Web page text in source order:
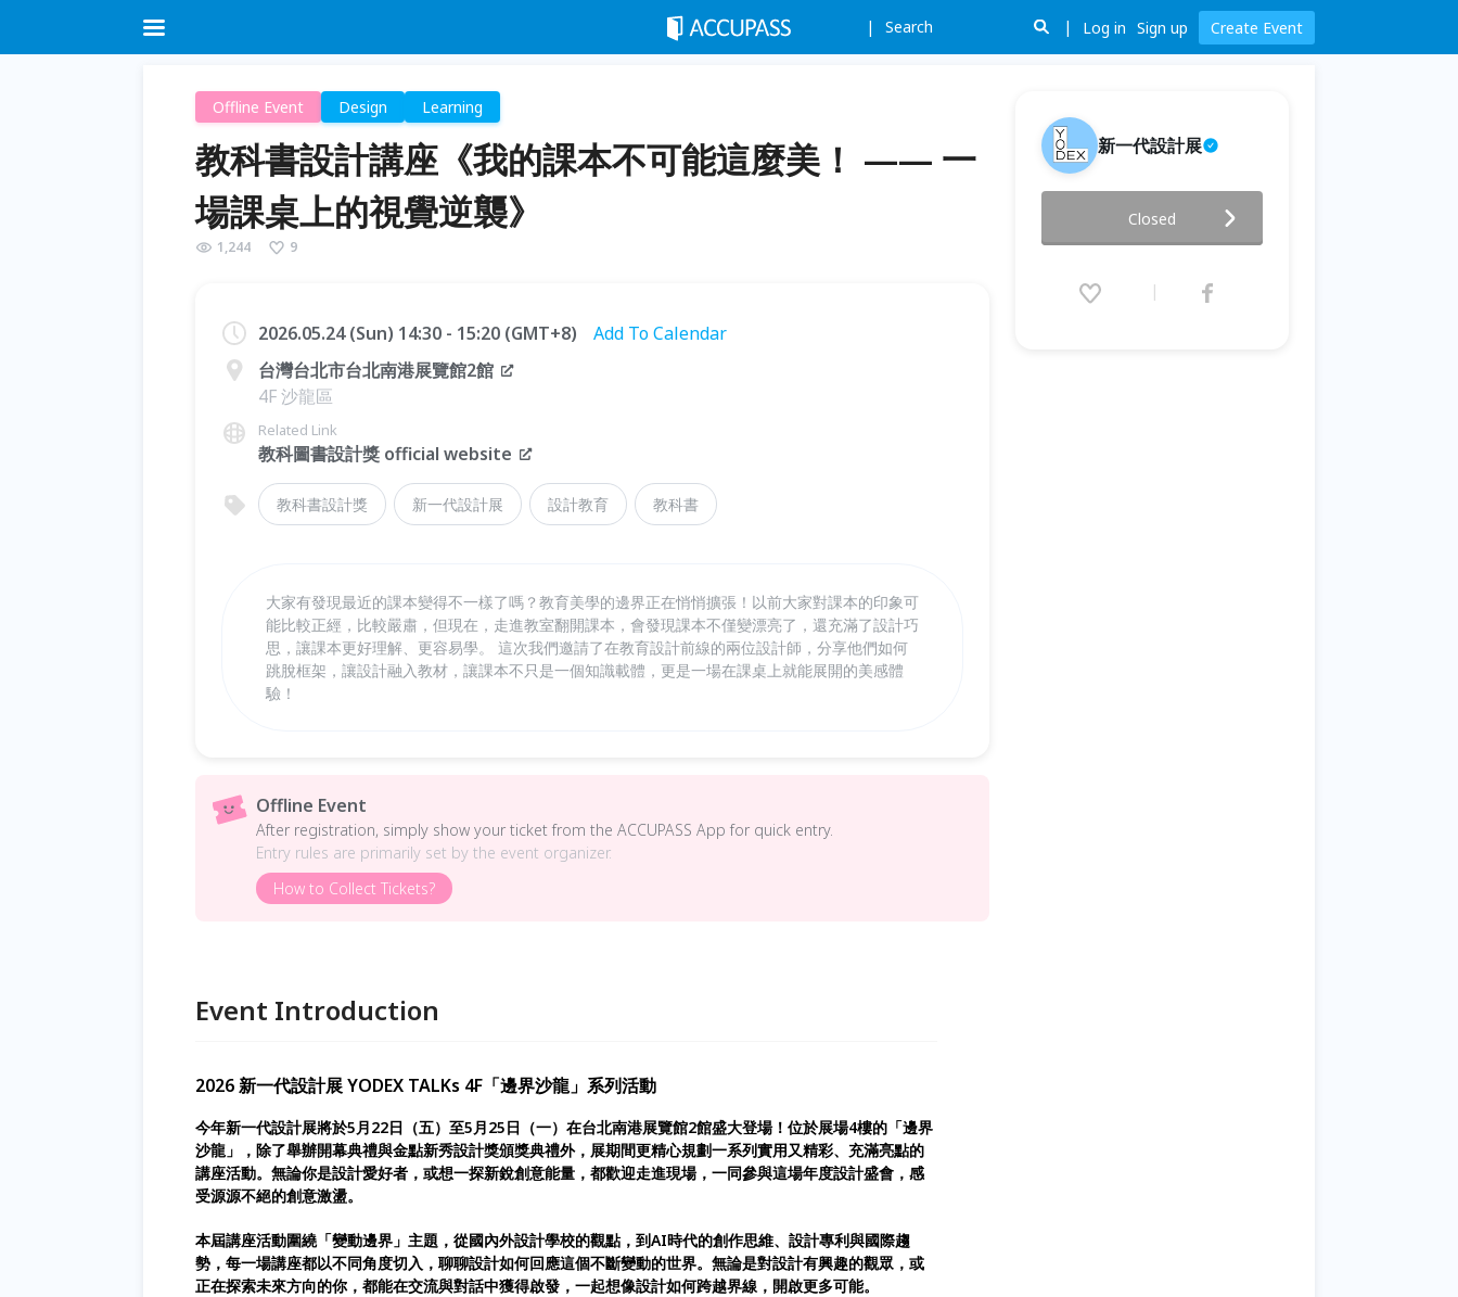
Search Log in Sign up Create Event
Offline Event Design Learning
教科書設計講座《我的課本不可能這麼美！ —— 一
場課桌上的視覺逆襲》
1,244 9
2026.05.24 (Sun) 14:30 - 15:20 (GMT+8)
Add To Calendar
台灣台北市台北南港展覽館2館
4F 沙龍區
Related Link
教科圖書設計獎 official website
教科書設計獎 新一代設計展 設計教育 教科書
大家有發現最近的課本變得不一樣了嗎？教育美學的邊界正在悄悄擴張！以前大家對課本的印象可
能比較正經，比較嚴肅，但現在，走進教室翻開課本，會發現課本不僅變漂亮了，還充滿了設計巧
思，讓課本更好理解、更容易學。 這次我們邀請了在教育設計前線的兩位設計師，分享他們如何
跳脫框架，讓設計融入教材，讓課本不只是一個知識載體，更是一場在課桌上就能展開的美感體
驗！
Offline Event
After registration, simply show your ticket from the ACCUPASS App for quick entry.
Entry rules are primarily set by the event organizer.
How to Collect Tickets?
Event Introduction
2026 新一代設計展 YODEX TALKs 4F「邊界沙龍」系列活動
今年新一代設計展將於5月22日（五）至5月25日（一）在台北南港展覽館2館盛大登場！位於展場4樓的「邊界
沙龍」，除了舉辦開幕典禮與金點新秀設計獎頒獎典禮外，展期間更精心規劃一系列實用又精彩、充滿亮點的
講座活動。無論你是設計愛好者，或想一探新銳創意能量，都歡迎走進現場，一同參與這場年度設計盛會，感
受源源不絕的創意激盪。
本屆講座活動圍繞「變動邊界」主題，從國內外設計學校的觀點，到AI時代的創作思維、設計專利與國際趨
勢，每一場講座都以不同角度切入，聊聊設計如何回應這個不斷變動的世界。無論是對設計有興趣的觀眾，或
正在探索未來方向的你，都能在交流與對話中獲得啟發，一起想像設計如何跨越界線，開啟更多可能。
新一代設計展
能這麼美！ —— 一場課桌上的
視覺逆襲》
(GMT+8)
Closed